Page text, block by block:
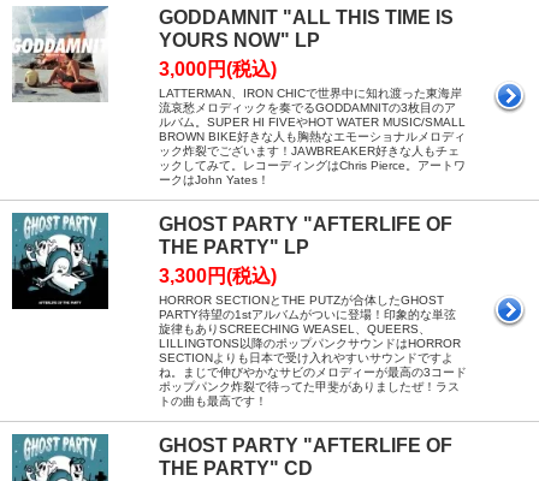
GODDAMNIT "ALL THIS TIME IS
YOURS NOW" LP
3,000円(税込)
LATTERMAN、IRON CHICで世界中に知れ渡った東海岸
流哀愁メロディックを奏でるGODDAMNITの3枚目のア
ルバム。SUPER HI FIVEやHOT WATER MUSIC/SMALL
BROWN BIKE好きな人も胸熱なエモーショナルメロディ
ック炸裂でございます！JAWBREAKER好きな人もチェ
ックしてみて。レコーディングはChris Pierce。アートワ
ークはJohn Yates！
GHOST PARTY "AFTERLIFE OF
THE PARTY" LP
3,300円(税込)
HORROR SECTIONとTHE PUTZが合体したGHOST
PARTY待望の1stアルバムがついに登場！印象的な単弦
旋律もありSCREECHING WEASEL、QUEERS、
LILLINGTONS以降のポップパンクサウンドはHORROR
SECTIONよりも日本で受け入れやすいサウンドですよ
ね。まじで伸びやかなサビのメロディーが最高の3コード
ポップパンク炸裂で待ってた甲斐がありましたぜ！ラス
トの曲も最高です！
GHOST PARTY "AFTERLIFE OF
THE PARTY" CD